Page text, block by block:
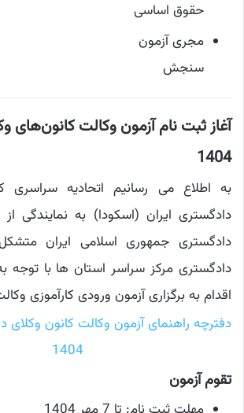
حقوق اساسی
مجری آزمون
سنجش
آغاز ثبت نام آزمون وکالت كانون‌های
1404
به اطلاع می رسانیم اتحادیه سراسری
دادگستری ایران (اسکودا) به نمایندگی
دادگستری جمهوری اسلامی ایران
دادگستری مرکز سراسر استان ها با توجه
اقدام به برگزاری آزمون ورودی کارآموزی
دفترچه راهنمای آزمون وکالت کانون وکلای
1404
تقوم آزمون